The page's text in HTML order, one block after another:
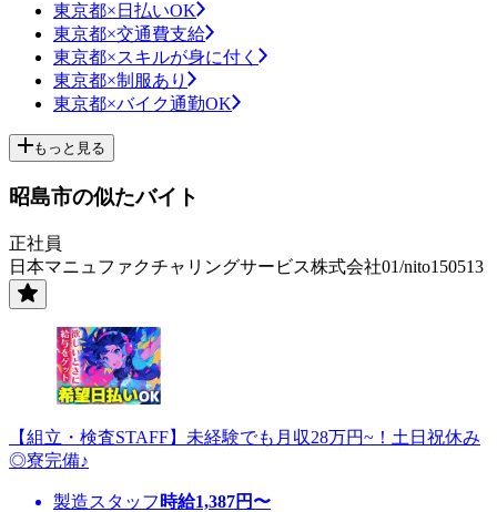
東京都×日払いOK
東京都×交通費支給
東京都×スキルが身に付く
東京都×制服あり
東京都×バイク通勤OK
もっと見る
昭島市の似たバイト
正社員
日本マニュファクチャリングサービス株式会社01/nito150513
【組立・検査STAFF】未経験でも月収28万円~！土日祝休み
◎寮完備♪
製造スタッフ 時給1,387円〜